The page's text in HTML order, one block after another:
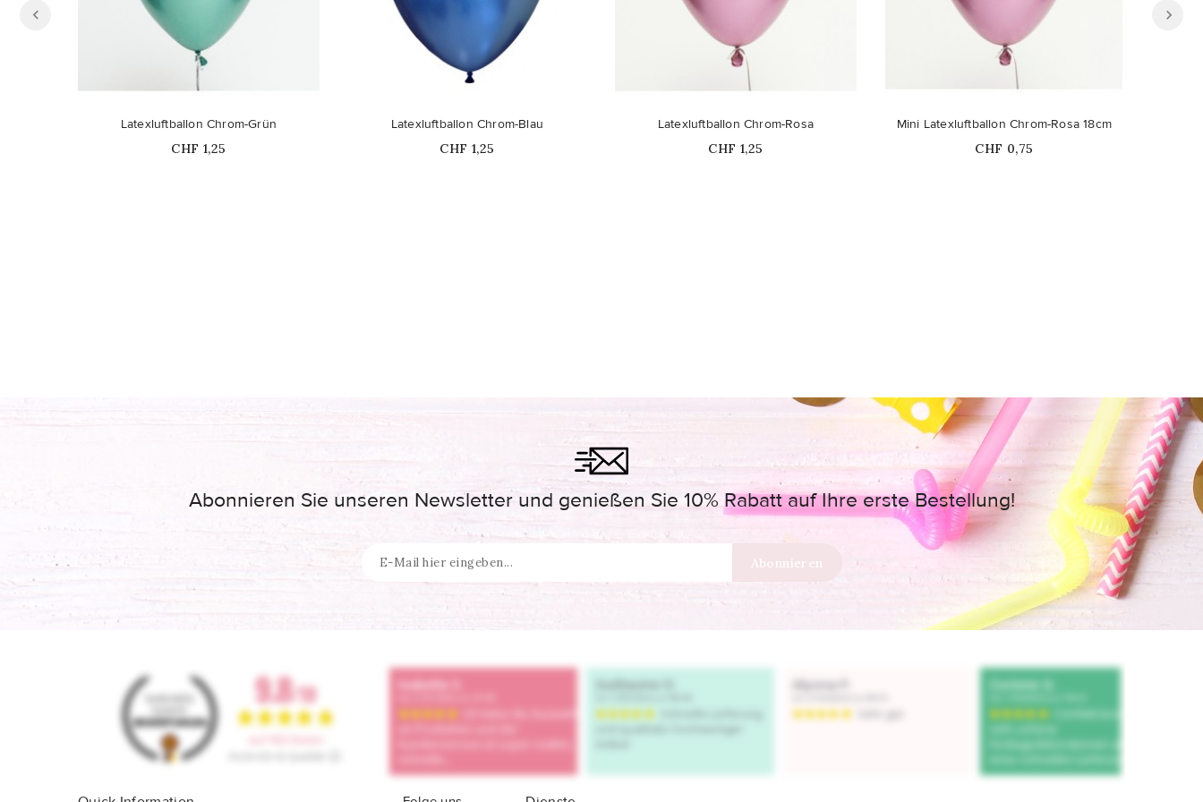
Latexluftballon Chrom-Grün
Price
CHF 1,25
Latexluftballon Chrom-Blau
Price
CHF 1,25
Nicht auf Lager
Latexluftballon Chrom-Rosa
Price
CHF 1,25
Mini Latexluftballon Chrom-Rosa 18cm
Price
CHF 0,75
Abonnieren Sie unseren Newsletter und genießen Sie 10% Rabatt auf Ihre erste Bestellung!